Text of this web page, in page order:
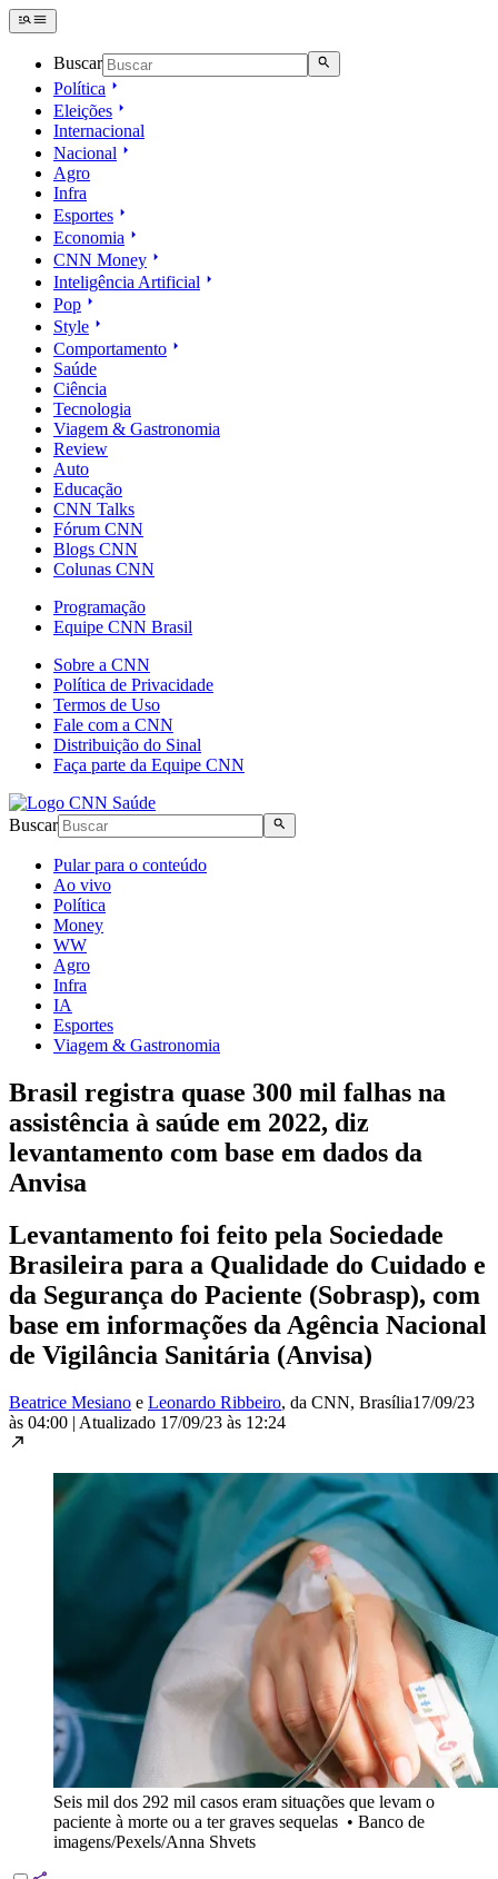
Buscar
Política
Eleições
Internacional
Nacional
Agro
Infra
Esportes
Economia
CNN Money
Inteligência Artificial
Pop
Style
Comportamento
Saúde
Ciência
Tecnologia
Viagem & Gastronomia
Review
Auto
Educação
CNN Talks
Fórum CNN
Blogs CNN
Colunas CNN
Programação
Equipe CNN Brasil
Sobre a CNN
Política de Privacidade
Termos de Uso
Fale com a CNN
Distribuição do Sinal
Faça parte da Equipe CNN
Buscar
Pular para o conteúdo
Ao vivo
Política
Money
WW
Agro
Infra
IA
Esportes
Viagem & Gastronomia
Brasil registra quase 300 mil falhas na
assistência à saúde em 2022, diz
levantamento com base em dados da
Anvisa
Levantamento foi feito pela Sociedade
Brasileira para a Qualidade do Cuidado e
da Segurança do Paciente (Sobrasp), com
base em informações da Agência Nacional
de Vigilância Sanitária (Anvisa)
Beatrice Mesiano e Leonardo Ribbeiro, da CNN, Brasília17/09/23
às 04:00 | Atualizado 17/09/23 às 12:24
Seis mil dos 292 mil casos eram situações que levam o
paciente à morte ou a ter graves sequelas • Banco de
imagens/Pexels/Anna Shvets